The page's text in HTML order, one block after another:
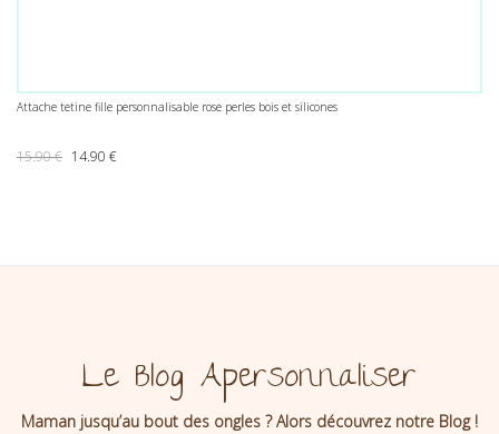
Attache tetine fille personnalisable rose perles bois et silicones
15.90€ Le prix initial était : 15.90 €.
14.90 €Le prix actuel est : 14.90 €.
Le Blog Apersonnaliser
Maman jusqu’au bout des ongles ? Alors découvrez notre Blog !